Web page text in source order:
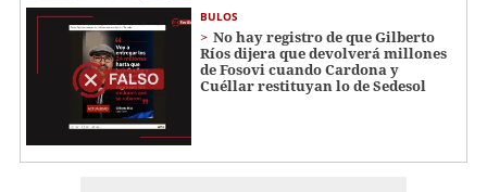
BULOS
No hay registro de que Gilberto
Ríos dijera que devolverá millones
de Fosovi cuando Cardona y
Cuéllar restituyan lo de Sedesol